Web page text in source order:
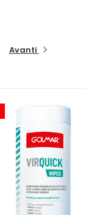
Avanti